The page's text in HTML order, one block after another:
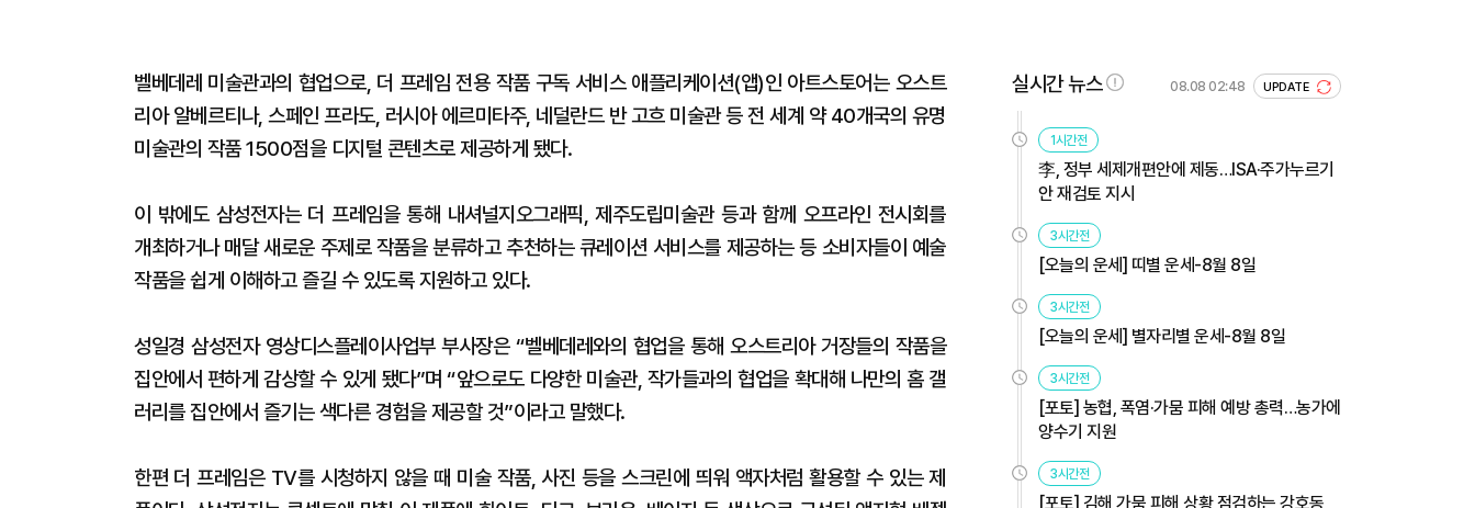
벨베데레 미술관과의 협업으로, 더 프레임 전용 작품 구독 서비스 애플리케이션(앱)인 아트스토어는 오스트
리아 알베르티나, 스페인 프라도, 러시아 에르미타주, 네덜란드 반 고흐 미술관 등 전 세계 약 40개국의 유명
미술관의 작품 1500점을 디지털 콘텐츠로 제공하게 됐다.
이 밖에도 삼성전자는 더 프레임을 통해 내셔널지오그래픽, 제주도립미술관 등과 함께 오프라인 전시회를
개최하거나 매달 새로운 주제로 작품을 분류하고 추천하는 큐레이션 서비스를 제공하는 등 소비자들이 예술
작품을 쉽게 이해하고 즐길 수 있도록 지원하고 있다.
성일경 삼성전자 영상디스플레이사업부 부사장은 “벨베데레와의 협업을 통해 오스트리아 거장들의 작품을
집안에서 편하게 감상할 수 있게 됐다”며 “앞으로도 다양한 미술관, 작가들과의 협업을 확대해 나만의 홈 갤
러리를 집안에서 즐기는 색다른 경험을 제공할 것”이라고 말했다.
한편 더 프레임은 TV를 시청하지 않을 때 미술 작품, 사진 등을 스크린에 띄워 액자처럼 활용할 수 있는 제
실시간 뉴스 08.08 02:48 UPDATE
1시간전
李, 정부 세제개편안에 제동…ISA·주가누르기
안 재검토 지시
3시간전
[오늘의 운세] 띠별 운세-8월 8일
3시간전
[오늘의 운세] 별자리별 운세-8월 8일
3시간전
[포토] 농협, 폭염·가뭄 피해 예방 총력…농가에
양수기 지원
3시간전
[포토] 김해 가뭄 피해 상황 점검하는 강호동